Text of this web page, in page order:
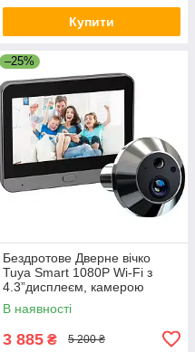
Купити
–25%
Бездротове Дверне вічко
Tuya Smart 1080P Wi-Fi з
4.3”дисплеєм, камерою
нічного бачення і
мікрофоном Універсальне
В наявності
3 885 ₴ 5 200 ₴